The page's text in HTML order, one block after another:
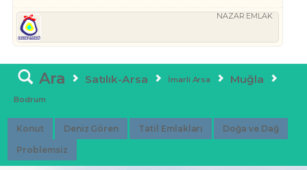
NAZAR EMLAK
Ara Satılık-Arsa İmarli Arsa Muğla
Bodrum
Konut Deniz Gören Tatil Emlakları Doğa ve Dağ
Problemsiz